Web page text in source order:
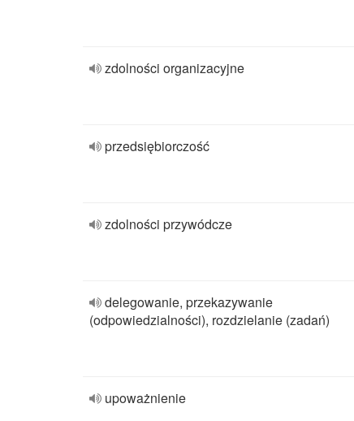
zdolności organizacyjne
przedsiębiorczość
zdolności przywódcze
delegowanie, przekazywanie
(odpowiedzialności), rozdzielanie (zadań)
upoważnienie